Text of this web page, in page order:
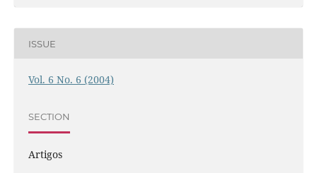
ISSUE
Vol. 6 No. 6 (2004)
SECTION
Artigos